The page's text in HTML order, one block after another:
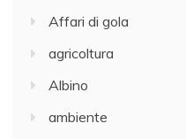
Affari di gola
agricoltura
Albino
ambiente